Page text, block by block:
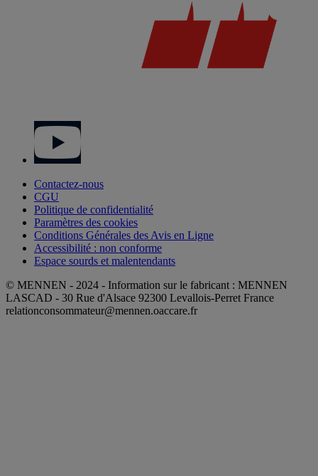
Contactez-nous
CGU
Politique de confidentialité
Paramètres des cookies
Conditions Générales des Avis en Ligne
Accessibilité : non conforme
Espace sourds et malentendants
© MENNEN - 2024 - Information sur le fabricant : MENNEN
LASCAD - 30 Rue d'Alsace 92300 Levallois-Perret France
relationconsommateur@mennen.oaccare.fr